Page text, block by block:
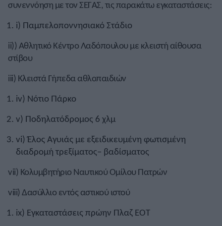
συνεννόηση με τον ΣΕΓΑΣ, τις παρακάτω εγκαταστάσεις:
i) Παμπελοποννησιακό Στάδιο
ii)) Αθλητικό Κέντρο Λαδόπουλου με κλειστή αίθουσα
στίβου
iii) Κλειστά Γήπεδα αθλοπαιδιών
iv) Νότιο Πάρκο
v) Ποδηλατόδρομος 6 χλμ
vi) Έλος Αγυιάς με εξειδικευμένη φωτισμένη
διαδρομή τρεξίματος– βαδίσματος
vii) Κολυμβητήριο Ναυτικού Ομίλου Πατρών
viii) Δασύλλιο εντός αστικού ιστού
ix) Εγκαταστάσεις πρώην Πλαζ ΕΟΤ